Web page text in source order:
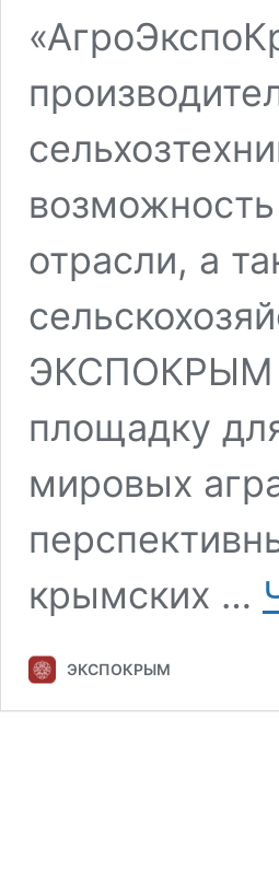
отрасли, а
ЭКСПОКРЫМ
площадку
мировых
крымских …
ЭКСПОКРЫМ